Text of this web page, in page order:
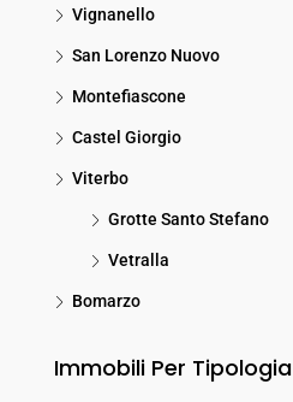
Vignanello
San Lorenzo Nuovo
Montefiascone
Castel Giorgio
Viterbo
Grotte Santo Stefano
Vetralla
Bomarzo
Immobili Per Tipologia